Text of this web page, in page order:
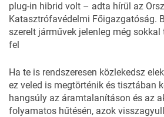
plug-in hibrid volt – adta hírül az
Katasztrófavédelmi Főigazgatóság.
szerelt járművek jelenleg még
fel
Ha te is rendszeresen közlekedsz
ez veled is megtörténik és tisztában
hangsúly az áramtalanításon és az
folyamatos hűtésén, azok